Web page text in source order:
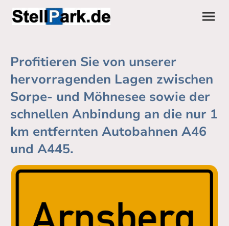
Profitieren Sie von unserer
hervorragenden Lagen zwischen
Sorpe- und Möhnesee sowie der
schnellen Anbindung an die nur 1
km entfernten Autobahnen A46
und A445.